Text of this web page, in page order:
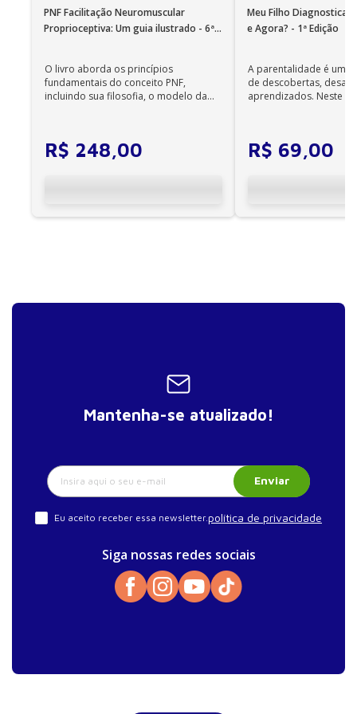
PNF Facilitação Neuromuscular
Proprioceptiva: Um guia ilustrado - 6ª
O livro aborda os princípios
fundamentais do conceito PNF,
incluindo sua filosofia, o modelo da
R$ 248,00
Meu Filho
e Agora? - 1ª Edição
A parentalidade é uma
de descobertas,
aprendizados. Neste
R$ 69,00
Mantenha-se atualizado!
Enviar
Eu aceito receber essa newsletter. política de privacidade
Siga nossas redes sociais